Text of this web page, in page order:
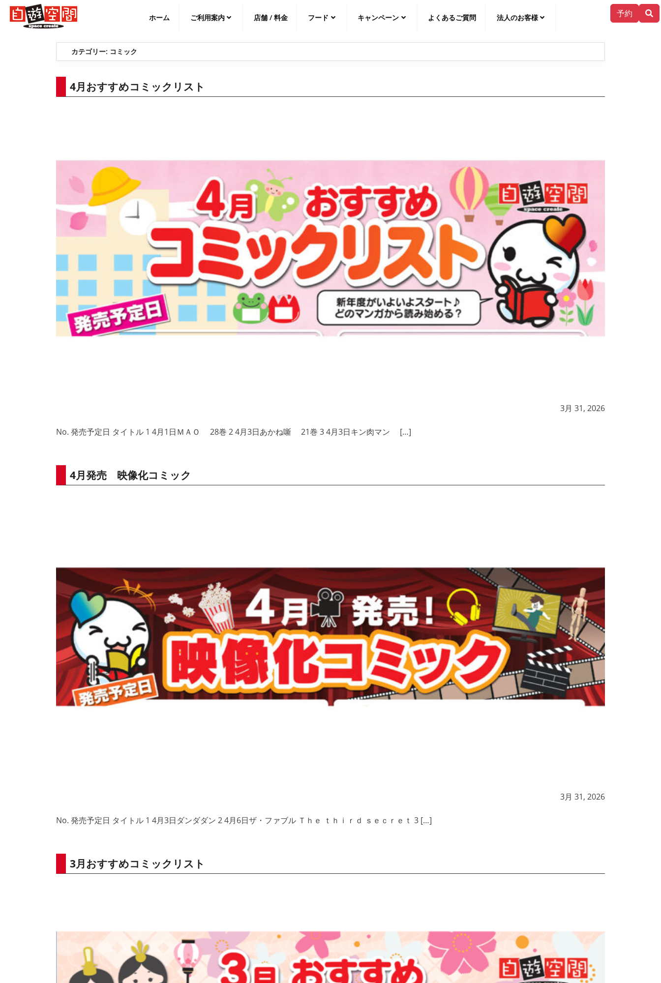
Skip
content
予約
ホーム ご利用案内 店舗 / 料金 フード キャンペーン よくあるご質問 法人のお客様
カテゴリー: コミック
4月おすすめコミックリスト
3月 31, 2026
No. 発売予定日 タイトル 1 4月1日ＭＡＯ 28巻 2 4月3日あかね噺 21巻 3 4月3日キン肉マン […]
4月発売 映像化コミック
3月 31, 2026
No. 発売予定日 タイトル 1 4月3日ダンダダン 2 4月6日ザ・ファブル Ｔｈｅ ｔｈｉｒｄ ｓｅｃｒｅｔ 3 […]
3月おすすめコミックリスト
English